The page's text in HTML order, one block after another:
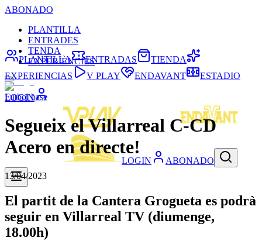
ABONADO
PLANTILLA
ENTRADES
TENDA
EXPERIÈNCIES
LOGIN
LOGIN ABONADO
PLANTILLA ENTRADAS
TIENDA
EXPERIENCIAS
V PLAY ENDAVANT ESTADIO
Futbol base
Segueix el Villarreal C-CD
Acero en directe!
13/04/2023
El partit de la Cantera Grogueta es podrà
seguir en Villarreal TV (diumenge,
18.00h)